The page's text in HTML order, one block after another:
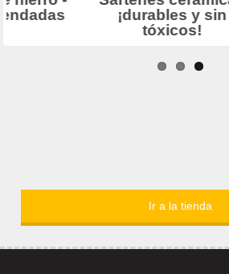
Ir a la tienda